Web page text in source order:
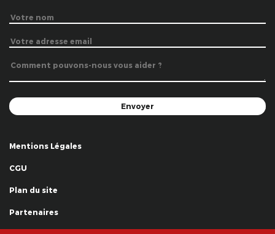
Mentions Légales
CGU
Plan du site
Partenaires